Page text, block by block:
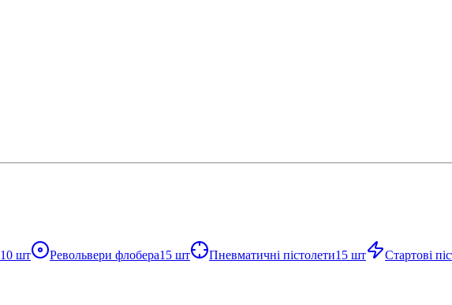
10 шт Револьвери флобера15 шт Пневматичні пістолети15 шт Стартові